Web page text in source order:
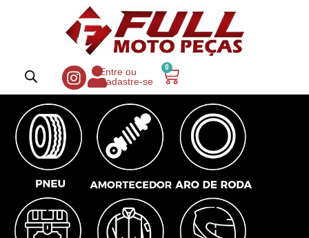
Entre ou
Cadastre-se
0